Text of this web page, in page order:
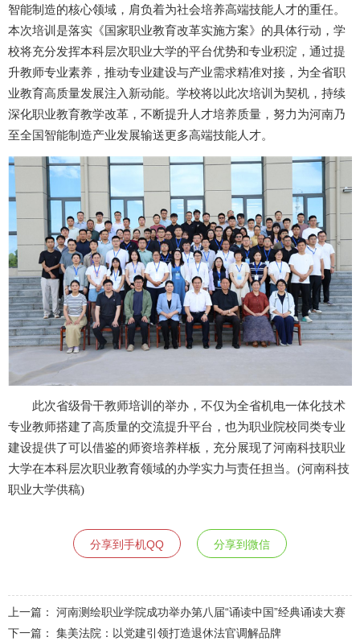
智能制造的核心领域，肩负着为社会培养高端技能人才的重任。
本次培训是落实《国家职业教育改革实施方案》的具体行动，学
校将充分发挥本科层次职业大学的平台优势和专业积淀，通过提
升教师专业素养，推动专业建设与产业需求精准对接，为全省职
业教育高质量发展注入新动能。学校将以此次培训为契机，持续
深化职业教育教学改革，不断提升人才培养质量，努力为河南乃
至全国智能制造产业发展输送更多高端技能人才。
此次省级骨干教师培训的举办，不仅为全省机电一体化技术
专业教师搭建了高质量的交流提升平台，也为职业院校同类专业
建设提供了可以借鉴的师资培养样板，充分展现了河南科技职业
大学在本科层次职业教育领域的办学实力与责任担当。(河南科技
职业大学供稿)
分享到手机QQ 分享到微信
上一篇： 河南测绘职业学院成功举办第八届“诵读中国”经典诵读大赛
下一篇： 集美法院：以党建引领打造退休法官调解品牌